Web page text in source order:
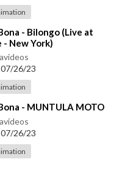
Bigband
Gnann, David Elias Kar
- Bilongo (Live at
- New York)
07/26/23
- MUNTULA MOTO
07/26/23